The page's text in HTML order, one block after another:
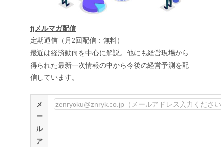
fjメルマガ配信
定期通信（月2回配信：無料）
最近は経済動向を中心に解説。他にも経営現場から
得られた最新一次情報の中から今後の経営予測を配
信しています。
メ
ー
ル
ア